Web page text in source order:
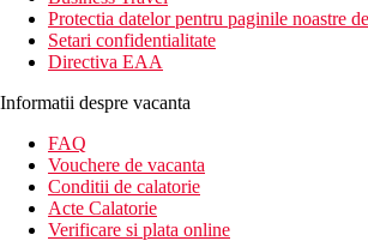
TV
Descrierea hotelului
Hotelul dispune de:
birou de turism
receptie deschisa non stop
parcare
bar
Protectia datelor pentru paginile noastre
Setari confidentialitate
Directiva EAA
Informatii despre vacanta
FAQ
Vouchere de vacanta
Conditii de calatorie
Acte Calatorie
Verificare si plata online